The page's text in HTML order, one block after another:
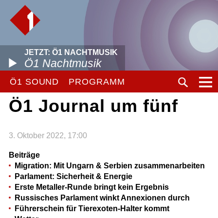
JETZT: Ö1 NACHTMUSIK
Ö1 Nachtmusik
Ö1 SOUND PROGRAMM
Ö1 Journal um fünf
3. Oktober 2022, 17:00
Beiträge
Migration: Mit Ungarn & Serbien zusammenarbeiten
Parlament: Sicherheit & Energie
Erste Metaller-Runde bringt kein Ergebnis
Russisches Parlament winkt Annexionen durch
Führerschein für Tierexoten-Halter kommt